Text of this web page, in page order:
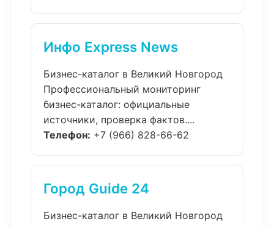
Инфо Express News
Бизнес-каталог в Великий Новгород
Профессиональный мониторинг
бизнес-каталог: официальные
источники, проверка фактов....
Телефон: +7 (966) 828-66-62
Город Guide 24
Бизнес-каталог в Великий Новгород